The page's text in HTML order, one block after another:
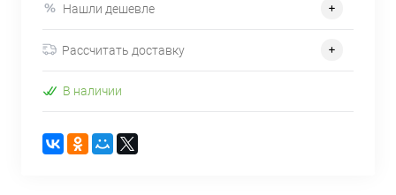
Нашли дешевле
Рассчитать доставку
В наличии